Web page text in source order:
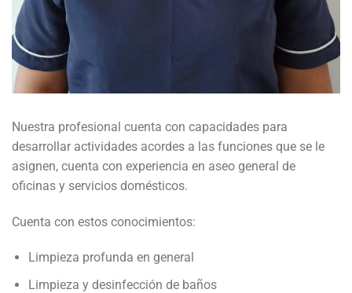
Nuestra profesional cuenta con capacidades para
desarrollar actividades acordes a las funciones que se le
asignen, cuenta con experiencia en aseo general de
oficinas y servicios domésticos.
Cuenta con estos conocimientos:
Limpieza profunda en general
Limpieza y desinfección de baños